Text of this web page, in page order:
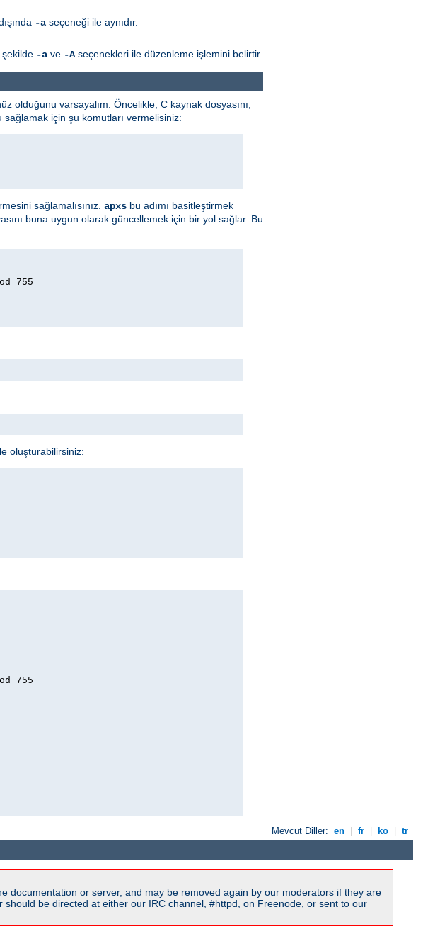
-a seçeneği ile aynıdır.
-a ve -A seçenekleri ile düzenleme işlemini belirtir.
olduğunu varsayalım. Öncelikle, C kaynak dosyasını,
için şu komutları vermelisiniz:
sağlamalısınız. apxs bu adımı basitleştirmek
buna uygun olarak güncellemek için bir yol sağlar. Bu
755
oluşturabilirsiniz:
755
Mevcut Diller: en fr ko tr
documentation or server, and may be removed again by our moderators if they are
be directed at either our IRC channel, #httpd, on Freenode, or sent to our